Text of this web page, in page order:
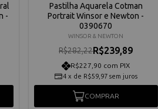
-
Pastilha Aquarela Cotman
Portrait Winsor e Newton -
0390670
WINSOR & NEWTON
R$282,22R$239,89
R$227,90 com PIX
4 x de R$59,97 sem juros
COMPRAR